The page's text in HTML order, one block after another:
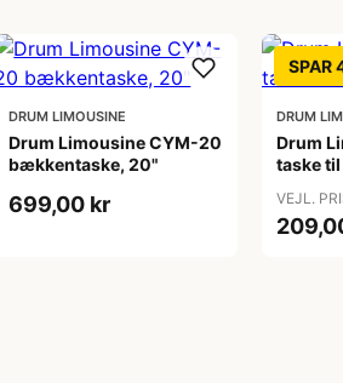
DRUM LIMOUSINE
Drum Limousine CYM-20
bækkentaske, 20"
699,00 kr
SPAR
DRUM
Drum
taske
VEJL.